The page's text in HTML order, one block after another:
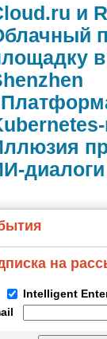
и
в
на
Intelligent